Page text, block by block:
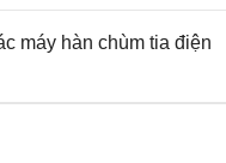
máy hàn chùm tia điện